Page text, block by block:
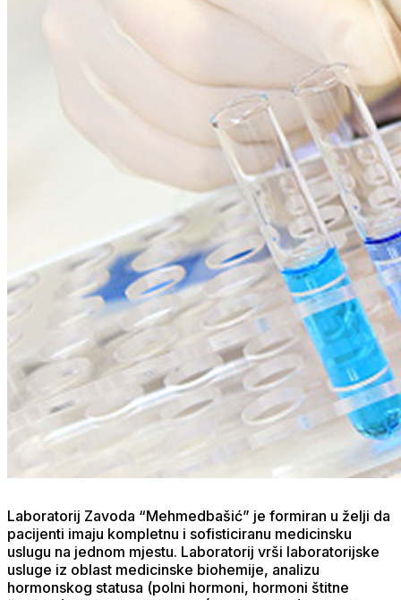
Laboratorij Zavoda “Mehmedbašić” je formiran u želji da
pacijenti imaju kompletnu i sofisticiranu medicinsku
uslugu na jednom mjestu. Laboratorij vrši laboratorijske
usluge iz oblast medicinske biohemije, analizu
hormonskog statusa (polni hormoni, hormoni štitne